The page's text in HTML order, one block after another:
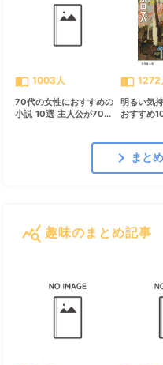
import_contacts 1003人
70代の女性におすすめの
小説 10選 主人公が70...
import_contacts 1272
明るい気
おすすめ
chevron_right まと
query_stats 趣味のまとめ記事